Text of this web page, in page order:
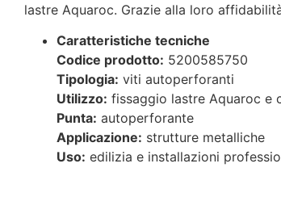
lastre Aquaroc. Grazie alla loro
Caratteristiche tecniche
Codice prodotto: 5200585750
Tipologia: viti autoperforanti
Utilizzo: fissaggio lastre Aquaroc e
Punta: autoperforante
Applicazione: strutture metalliche
Uso: edilizia e installazioni